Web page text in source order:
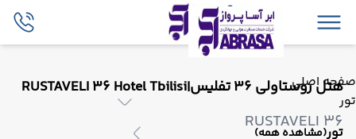
صفحه اصلی
تور
تور(مشاهده همه)
هتل روستاولی 36 تفلیس|RUSTAVELI 36 Hotel Tbilisi
RUSTAVELI 36